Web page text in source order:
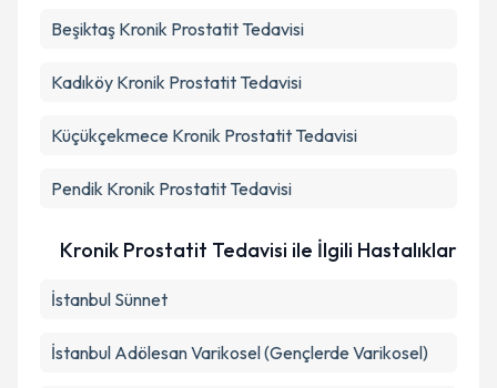
Beşiktaş Kronik Prostatit Tedavisi
Kadıköy Kronik Prostatit Tedavisi
Küçükçekmece Kronik Prostatit Tedavisi
Pendik Kronik Prostatit Tedavisi
Kronik Prostatit Tedavisi ile İlgili Hastalıklar
İstanbul Sünnet
İstanbul Adölesan Varikosel (Gençlerde Varikosel)